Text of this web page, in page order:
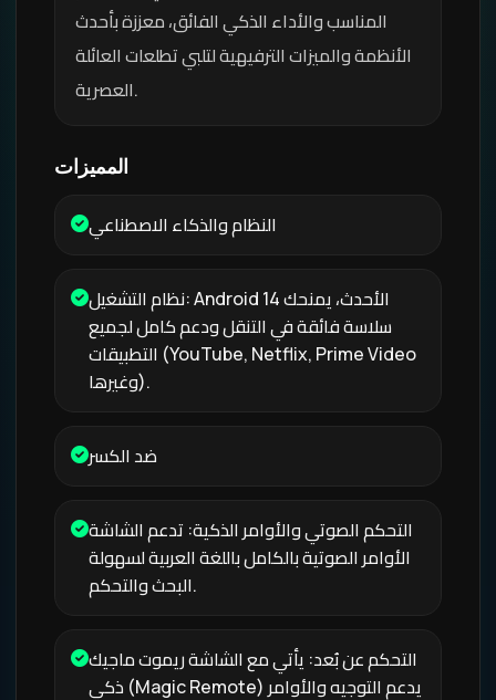
المناسب والأداء الذكي الفائق، معززة بأحدث
الأنظمة والميزات الترفيهية لتلبي تطلعات العائلة
العصرية.
المميزات
النظام والذكاء الاصطناعي
نظام التشغيل: Android 14 الأحدث، يمنحك
سلاسة فائقة في التنقل ودعم كامل لجميع
التطبيقات (YouTube, Netflix, Prime Video
وغيرها).
ضد الكسر
التحكم الصوتي والأوامر الذكية: تدعم الشاشة
الأوامر الصوتية بالكامل باللغة العربية لسهولة
البحث والتحكم.
التحكم عن بُعد: يأتي مع الشاشة ريموت ماجيك
ذكي (Magic Remote) يدعم التوجيه والأوامر